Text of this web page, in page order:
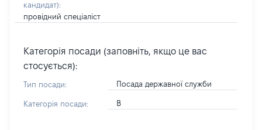
кандидат):
провідний спеціаліст
Категорія посади (заповніть, якщо це вас
стосується):
Тип посади: Посада державної служби
Категорія посади: В